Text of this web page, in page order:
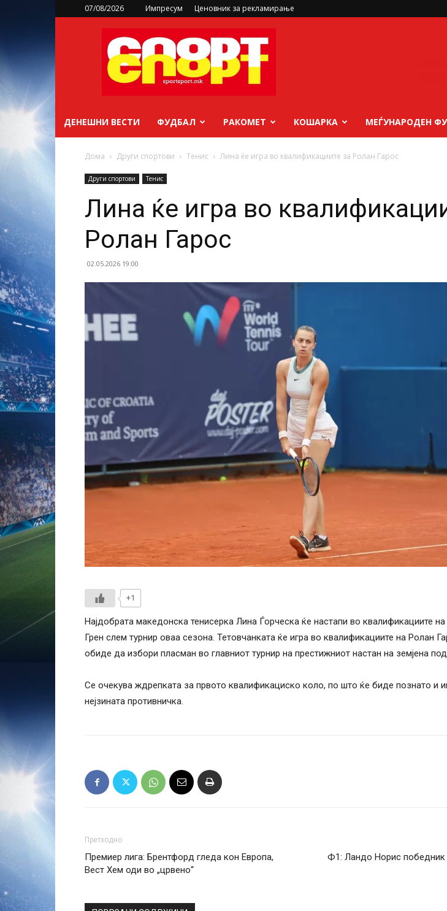
07/08/2026 Импресум Ценовник за рекламирање
sportsport.mk
ДЕНЕШНИ ВЕСТИ ФУДБАЛ РАКОМЕТ КОШАРКА МЕЃУНАРОДЕН
Дома Други спортови Тенис Лина ќе игра во квалификациите за Ролан Гарос
Други спортови Тенис
Лина ќе игра во
Ролан Гарос
02.05.2026 19:00
+1
Најдобрата македонска тенисерка Лина Ѓорческа ќе настапи во квалификациите
Грен слем турнир оваа сезона. Тетовчанката ќе игра во квалификациите на Ролан
обиде да избори пласман во главниот турнир на престижниот настан на земјена
Се очекува ждрепката за првото квалификациско коло, по што ќе биде познато и
нејзината противничка.
Претходно
Премиер лига: Брентфорд гледа кон Европа,
Вест Хем оди во „црвено“
Ф1: Ландо Норис победник